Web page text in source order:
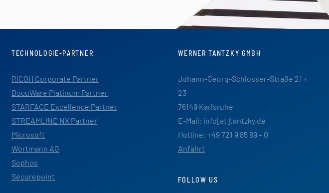
TECHNOLOGIE-PARTNER
RICOH Corporate Partner
DocuWare Platinum Partner
STARFACE Excellence Partner
STREAMLINE NX Partner
Microsoft
Wortmann AG
Sophos
Securepoint
WERNER TANTZKY GMBH
Johann-Georg-Schlosser-Straße 21 +
23
76149 Karlsruhe
E-Mail: info[at]tantzky.de
Hotline: +49 721 9 85 89 – 0
Anfahrt
FOLLOW US